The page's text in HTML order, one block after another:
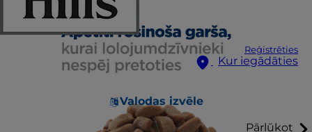
Reģistrēties
Kur iegādāties
Valodas izvēle
Pārlūkot